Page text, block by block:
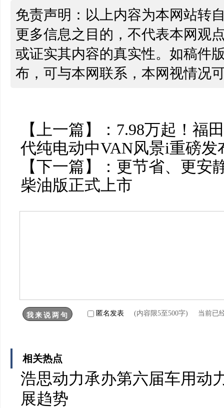
免责声明：以上内容为本网站转
更多信息之目的，不代表本网观
或证实其内容的真实性。如稿件
布，可与本网联系，本网视情况
【上一篇】： 7.98万起！福
代纯电动中VAN风景i重磅发
【下一篇】： 更节省、更安
柴油版正式上市
匿名发表 (内容限5至500字) 当前已
相关热点
浩思动力承办第六届车用动
展趋势